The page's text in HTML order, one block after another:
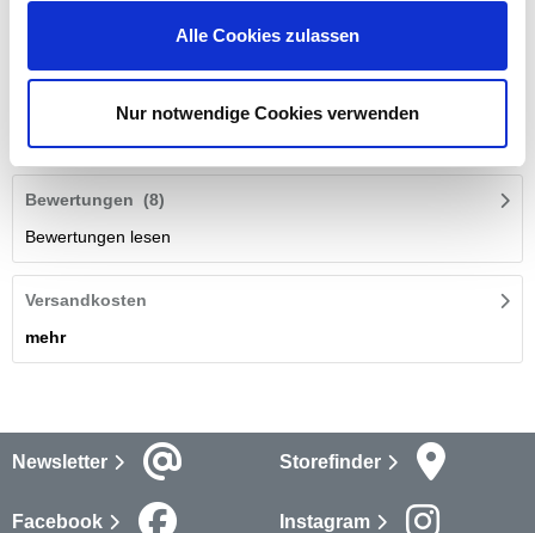
Alle Cookies zulassen
Nur notwendige Cookies verwenden
mehr
Beschreibung
pH-Minus Granulatvon MediPool dientzur Senkung des
Bewertungen (8)
Bewertungen lesen
Versandkosten
mehr
Newsletter Storefinder
Facebook Instagram